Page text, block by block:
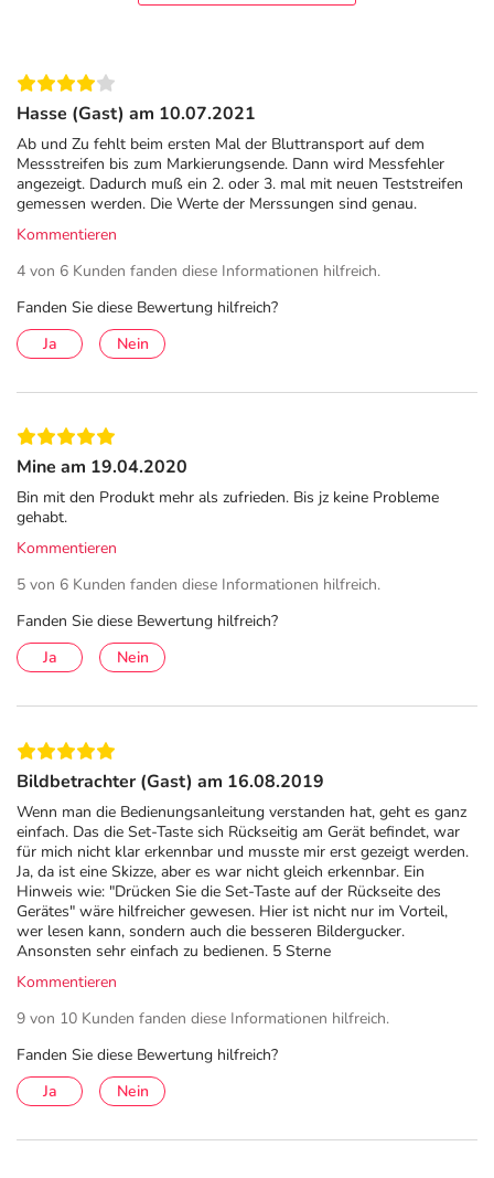
elektronische Adresse: info@sebamed.de |
www.sebamed.de
Angaben gem. EU-Produktsicherheitsverordnung (GPSR)
anzeigen
Hasse (Gast) am 10.07.2021
Ab und Zu fehlt beim ersten Mal der Bluttransport auf dem
Messstreifen bis zum Markierungsende. Dann wird Messfehler
angezeigt. Dadurch muß ein 2. oder 3. mal mit neuen Teststreifen
gemessen werden. Die Werte der Merssungen sind genau.
Kommentieren
4 von 6 Kunden fanden diese Informationen hilfreich.
Fanden Sie diese Bewertung hilfreich?
Ja
Nein
Mine am 19.04.2020
Bin mit den Produkt mehr als zufrieden. Bis jz keine Probleme
gehabt.
Kommentieren
5 von 6 Kunden fanden diese Informationen hilfreich.
Fanden Sie diese Bewertung hilfreich?
Ja
Nein
Bildbetrachter (Gast) am 16.08.2019
Wenn man die Bedienungsanleitung verstanden hat, geht es ganz
einfach. Das die Set-Taste sich Rückseitig am Gerät befindet, war
für mich nicht klar erkennbar und musste mir erst gezeigt werden.
Ja, da ist eine Skizze, aber es war nicht gleich erkennbar. Ein
Hinweis wie: "Drücken Sie die Set-Taste auf der Rückseite des
Gerätes" wäre hilfreicher gewesen. Hier ist nicht nur im Vorteil,
wer lesen kann, sondern auch die besseren Bildergucker.
Ansonsten sehr einfach zu bedienen. 5 Sterne
Kommentieren
9 von 10 Kunden fanden diese Informationen hilfreich.
Fanden Sie diese Bewertung hilfreich?
Ja
Nein